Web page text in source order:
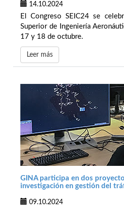
14.10.2024
El Congreso SEIC24 se
Superior de Ingeniería
17 y 18 de octubre.
Leer más
GINA participa en dos
investigación en gestión del
09.10.2024